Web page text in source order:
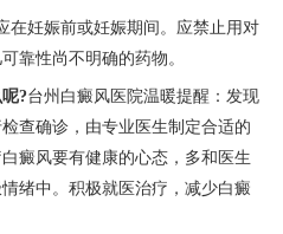
妊娠前或妊娠期间。应禁止用对
靠性尚不明确的药物。
?台州白癜风医院温暖提醒：发现
查确诊，由专业医生制定合适的
癜风要有健康的心态，多和医生
绪中。积极就医治疗，减少白癜